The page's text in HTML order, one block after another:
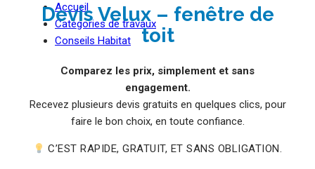
Accueil
Catégories de travaux
Conseils Habitat
Devis Velux – fenêtre de
toit
Comparez les prix, simplement et sans
engagement.
Recevez plusieurs devis gratuits en quelques clics, pour
faire le bon choix, en toute confiance.
C’EST RAPIDE, GRATUIT, ET SANS OBLIGATION.